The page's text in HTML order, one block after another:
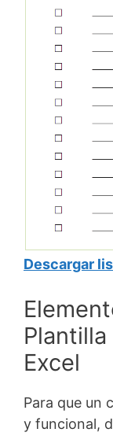
Descargar
Excel
Para que un
y funcional,